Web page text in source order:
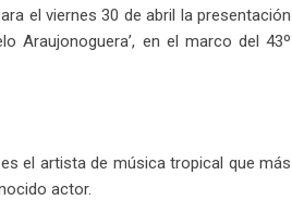
el viernes 30 de abril la presentación
Araujonoguera’, en el marco del 43º
el artista de música tropical que más
actor.